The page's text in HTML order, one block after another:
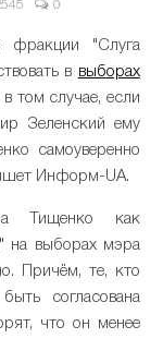
0
фракции "Слуга
в выборах
том случае, если
Зеленский ему
самоуверенно
Информ-UA.
Тищенко как
на выборах мэра
Причём, те, кто
согласована
что он менее